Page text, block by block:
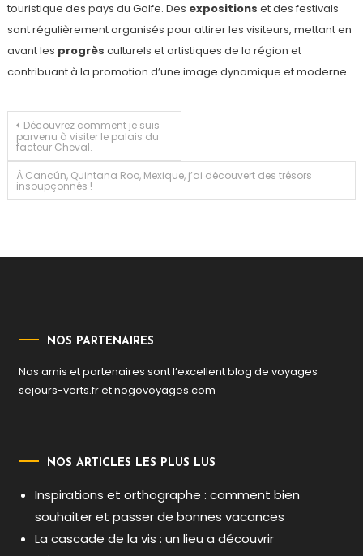
touristique des pays du Golfe. Des expositions et des festivals
sont régulièrement organisés pour attirer les visiteurs, mettant en
avant les progrès culturels et artistiques de la région et
contribuant à la promotion d’une image dynamique et moderne.
Navigation
de
l’article
Découvrez comment je suis
parvenu à visiter le palais du
facteur Cheval.
À Cancún, Quintana Roo, Mexique, j’ai découvert des trésors
insoupçonnés !
NOS PARTENAIRES
Nos amis et partenaires sont l’excellent blog de voyages
sejours-verts.fretnogovoyages.com
NOS ARTICLES LES PLUS LUS
Inspirations et orthographe : comment bien
souhaiter et passer de bonnes vacances
La cascade de la vis : un lieu a découvrir